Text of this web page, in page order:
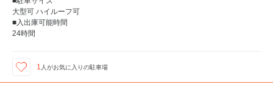
大型可 ハイルーフ可
■入出庫可能時間
24時間
1 人がお気に入りの駐車場